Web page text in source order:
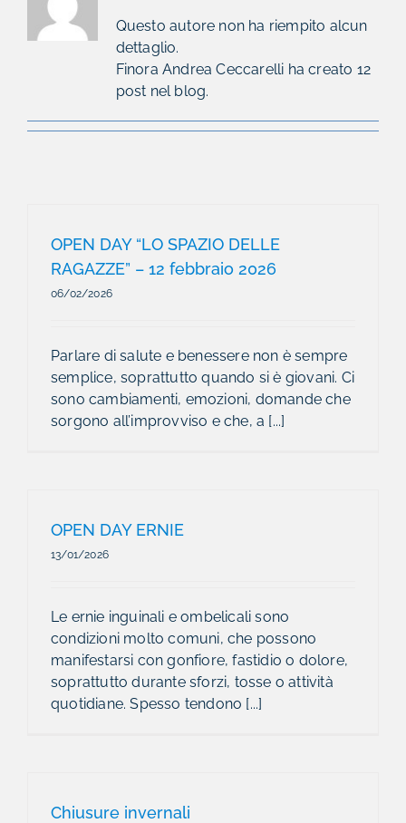
Questo autore non ha riempito alcun
dettaglio.
Finora Andrea Ceccarelli ha creato 12
post nel blog.
OPEN DAY “LO SPAZIO DELLE
RAGAZZE” – 12 febbraio 2026
06/02/2026
Parlare di salute e benessere non è sempre
semplice, soprattutto quando si è giovani. Ci
sono cambiamenti, emozioni, domande che
sorgono all’improvviso e che, a [...]
OPEN DAY ERNIE
13/01/2026
Le ernie inguinali e ombelicali sono
condizioni molto comuni, che possono
manifestarsi con gonfiore, fastidio o dolore,
soprattutto durante sforzi, tosse o attività
quotidiane. Spesso tendono [...]
Chiusure invernali